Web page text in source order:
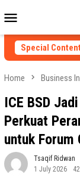
to
contentMenu
Special
Home Business
ICE BSD
Perkuat
untuk Forum
Tsaqif Ridwan
1 July 2026